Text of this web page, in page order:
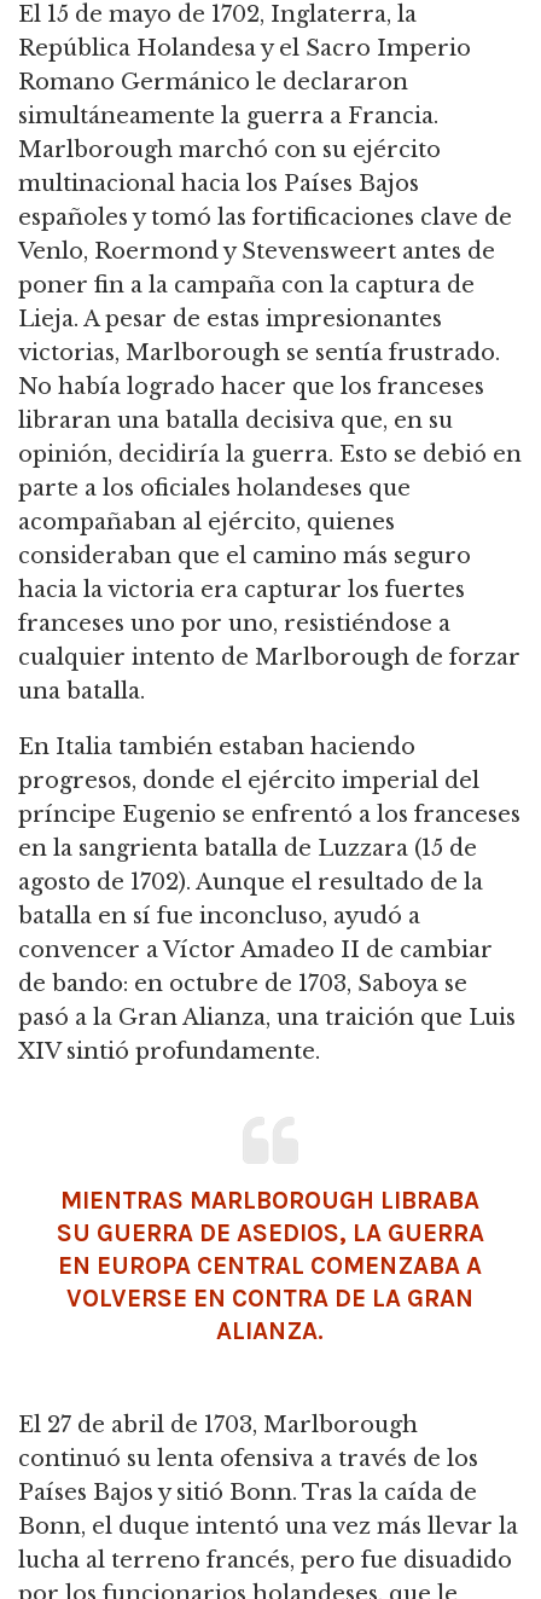
El 15 de mayo de 1702, Inglaterra, la
República Holandesa y el Sacro Imperio
Romano Germánico le declararon
simultáneamente la guerra a Francia.
Marlborough marchó con su ejército
multinacional hacia los Países Bajos
españoles y tomó las fortificaciones clave de
Venlo, Roermond y Stevensweert antes de
poner fin a la campaña con la captura de
Lieja. A pesar de estas impresionantes
victorias, Marlborough se sentía frustrado.
No había logrado hacer que los franceses
libraran una batalla decisiva que, en su
opinión, decidiría la guerra. Esto se debió en
parte a los oficiales holandeses que
acompañaban al ejército, quienes
consideraban que el camino más seguro
hacia la victoria era capturar los fuertes
franceses uno por uno, resistiéndose a
cualquier intento de Marlborough de forzar
una batalla.
En Italia también estaban haciendo
progresos, donde el ejército imperial del
príncipe Eugenio se enfrentó a los franceses
en la sangrienta batalla de Luzzara (15 de
agosto de 1702). Aunque el resultado de la
batalla en sí fue inconcluso, ayudó a
convencer a Víctor Amadeo II de cambiar
de bando: en octubre de 1703, Saboya se
pasó a la Gran Alianza, una traición que Luis
XIV sintió profundamente.
MIENTRAS MARLBOROUGH LIBRABA
SU GUERRA DE ASEDIOS, LA GUERRA
EN EUROPA CENTRAL COMENZABA A
VOLVERSE EN CONTRA DE LA GRAN
ALIANZA.
El 27 de abril de 1703, Marlborough
continuó su lenta ofensiva a través de los
Países Bajos y sitió Bonn. Tras la caída de
Bonn, el duque intentó una vez más llevar la
lucha al terreno francés, pero fue disuadido